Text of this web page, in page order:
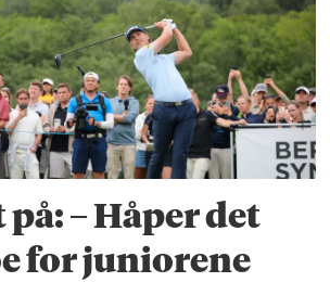
– Håper det
for juniorene